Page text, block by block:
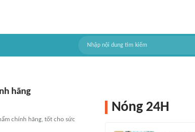
hãng
chính hãng, tốt cho sức
Nóng 24H